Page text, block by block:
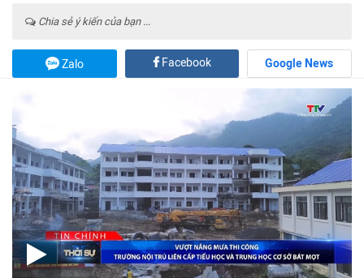
Chia sẻ ý kiến của bạn ...
Zalo Facebook Google News